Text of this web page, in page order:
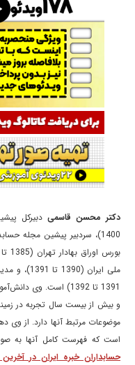
دکتر محسن قاسمی
ملی ایران
1391 تا 1392) است. وی
و بیش از بیست سال تجربه در
موضوعات مرتبط آنها دارد. از وی
است که فهرست کامل آنها به
حسابداران خبره ایران در